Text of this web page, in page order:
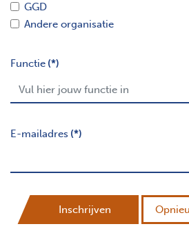
GGD
Andere organisatie
Functie (*)
E-mailadres (*)
Inschrijven